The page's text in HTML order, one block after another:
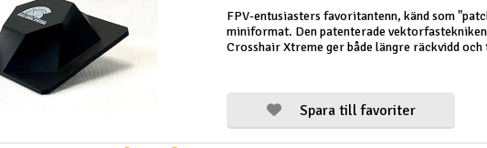
FPV-entusiasters favoritantenn, känd som
miniformat. Den patenterade
Crosshair Xtreme ger både längre räckvidd
Spara till favoriter